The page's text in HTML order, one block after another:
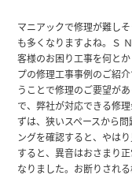
マニアックで修理が難し
も多くなりますよね。Ｓ
客様のお困り工事を何と
プの修理工事事例のご紹
うことで修理のご要望が
で、弊社が対応できる修
ずは、狭いスペースから
ングを確認すると、やは
すると、異音はおさまり
なりました。お断りされ